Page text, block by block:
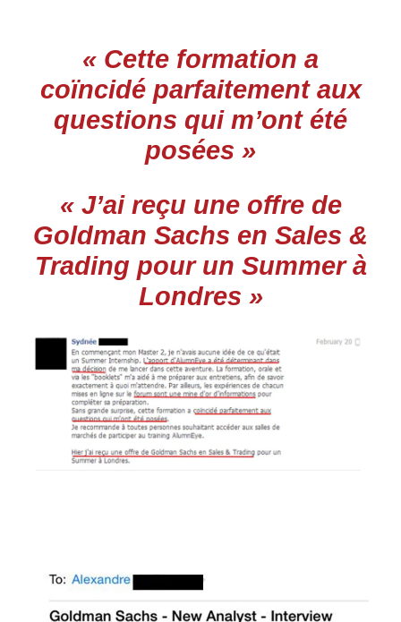
« Cette formation a
coïncidé parfaitement aux
questions qui m’ont été
posées »
« J’ai reçu une offre de
Goldman Sachs en Sales &
Trading pour un Summer à
Londres »